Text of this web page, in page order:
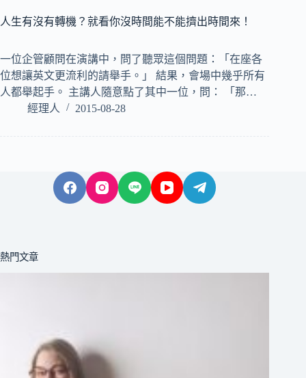
人生有沒有轉機？就看你沒時間能不能擠出時間來！
一位企管顧問在演講中，問了聽眾這個問題：「在座各
位想讓英文更流利的請舉手。」 結果，會場中幾乎所有
人都舉起手。 主講人隨意點了其中一位，問： 「那…
經理人
2015-08-28
熱門文章